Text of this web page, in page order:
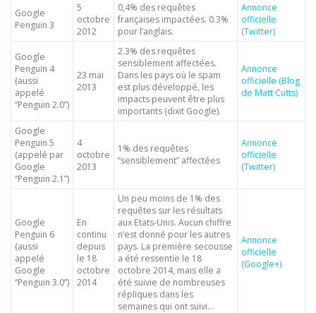
Google
Penguin 3
5
octobre
2012
0,4% des requêtes
françaises impactées. 0.3%
pour l’anglais.
Annonce
officielle
(Twitter)
Google
Penguin 4
(aussi
appelé
“Penguin 2.0”)
23 mai
2013
2.3% des requêtes
sensiblement affectées.
Dans les pays où le spam
est plus développé, les
impacts peuvent être plus
importants (dixit Google).
Annonce
officielle (Blog
de Matt Cutts)
Google
Penguin 5
(appelé par
Google
“Penguin 2.1”)
4
octobre
2013
1% des requêtes
“sensiblement” affectées
Annonce
officielle
(Twitter)
Google
Penguin 6
(aussi
appelé
Google
“Penguin 3.0”)
En
continu
depuis
le 18
octobre
2014
Un peu moins de 1% des
requêtes sur les résultats
aux Etats-Unis. Aucun chiffre
n’est donné pour les autres
pays. La première secousse
a été ressentie le 18
octobre 2014, mais elle a
été suivie de nombreuses
répliques dans les
semaines qui ont suivi…
Annonce
officielle
(Google+)